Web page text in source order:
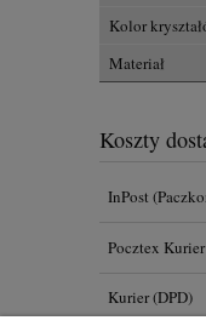
Kolor
Materiał
Koszty
InPost
Pocztex Kurier
Kurier(DPD)